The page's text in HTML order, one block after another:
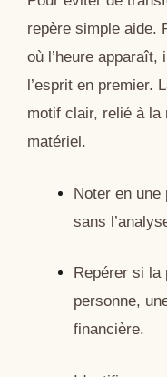
repère simple aide.
où l’heure
l’esprit en premier.
motif clair, relié à la
matériel.
Noter en une
sans
Repérer si la
personne,
financière.